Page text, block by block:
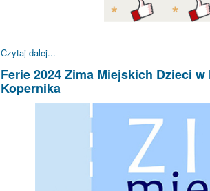
Czytaj dalej...
Ferie 2024 Zima Miejskich Dzieci
Kopernika